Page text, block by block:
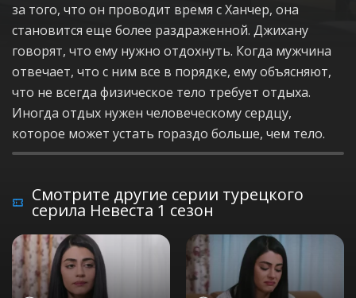
за того, что он проводит время с Ханчер, она
становится еще более раздраженной. Джихану
говорят, что ему нужно отдохнуть. Когда мужчина
отвечает, что с ним все в порядке, ему объясняют,
что не всегда физическое тело требует отдыха.
Иногда отдых нужен человеческому сердцу,
которое может устать гораздо больше, чем тело.
Смотрите другие серии турецкого
серила Невеста 1 сезон